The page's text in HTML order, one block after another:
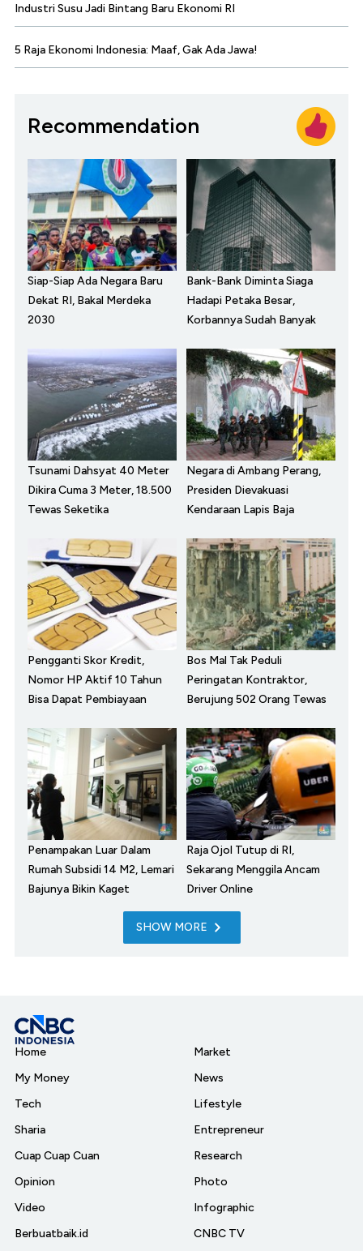
Industri Susu Jadi Bintang Baru Ekonomi RI
5 Raja Ekonomi Indonesia: Maaf, Gak Ada Jawa!
Recommendation
Siap-Siap Ada Negara Baru
Dekat RI, Bakal Merdeka
2030
Bank-Bank Diminta Siaga
Hadapi Petaka Besar,
Korbannya Sudah Banyak
Tsunami Dahsyat 40 Meter
Dikira Cuma 3 Meter, 18.500
Tewas Seketika
Negara di Ambang Perang,
Presiden Dievakuasi
Kendaraan Lapis Baja
Pengganti Skor Kredit,
Nomor HP Aktif 10 Tahun
Bisa Dapat Pembiayaan
Bos Mal Tak Peduli
Peringatan Kontraktor,
Berujung 502 Orang Tewas
Penampakan Luar Dalam
Rumah Subsidi 14 M2, Lemari
Bajunya Bikin Kaget
Raja Ojol Tutup di RI,
Sekarang Menggila Ancam
Driver Online
SHOW MORE
Home
My Money
Tech
Sharia
Cuap Cuap Cuan
Opinion
Video
Berbuatbaik.id
Market
News
Lifestyle
Entrepreneur
Research
Photo
Infographic
CNBC TV